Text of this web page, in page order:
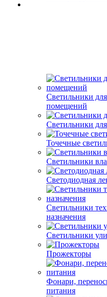
Светильники
помещений
Светильники
Точечные
Светильники
Светодиодная
Светильники
назначения
Светильники
Прожекторы
Фонари,
питания